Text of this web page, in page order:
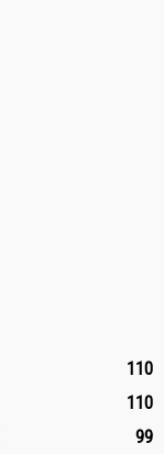
110
110
99